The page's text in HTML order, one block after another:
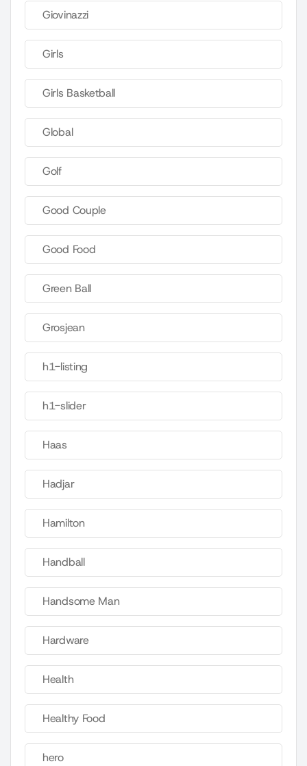
Giovinazzi
Girls
Girls Basketball
Global
Golf
Good Couple
Good Food
Green Ball
Grosjean
h1-listing
h1-slider
Haas
Hadjar
Hamilton
Handball
Handsome Man
Hardware
Health
Healthy Food
hero